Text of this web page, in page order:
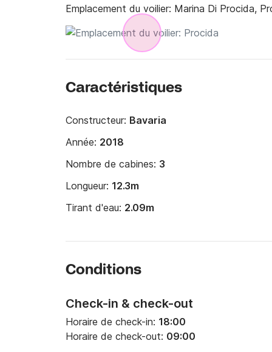
Emplacement du voilier: Marina Di Procida,
Caractéristiques
Constructeur: Bavaria
Année: 2018
Nombre de cabines: 3
Longueur: 12.3m
Tirant d'eau: 2.09m
Conditions
Check-in & check-out
Horaire de check-in: 18:00
Horaire de check-out: 09:00